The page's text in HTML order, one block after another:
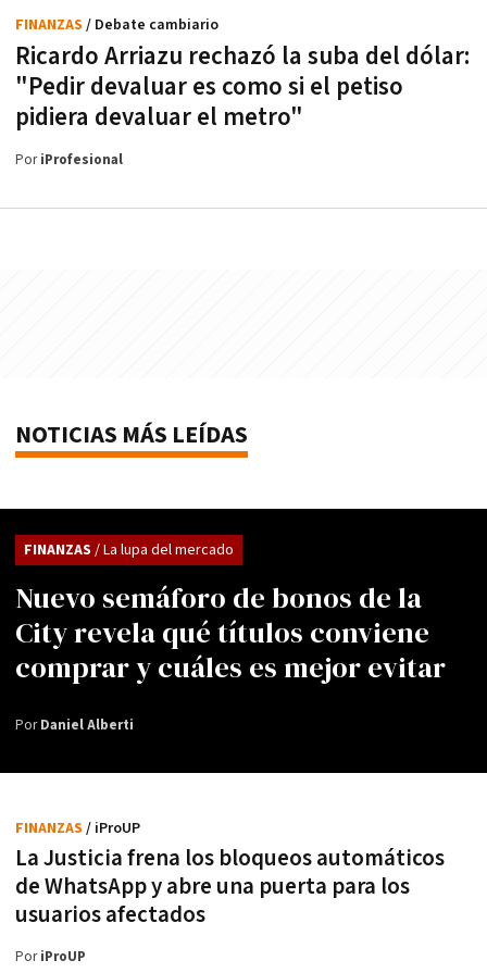
Ricardo Arriazu rechazó la suba del dólar:
"Pedir devaluar es como si el petiso
pidiera devaluar el metro"
FINANZAS / Debate cambiario
PoriProfesional
NOTICIAS MÁS LEÍDAS
Nuevo semáforo de bonos de la
City revela qué títulos conviene
comprar y cuáles es mejor evitar
FINANZAS / La lupa del mercado
PorDaniel Alberti
La Justicia frena los bloqueos automáticos
de WhatsApp y abre una puerta para los
usuarios afectados
FINANZAS / iProUP
PoriProUP